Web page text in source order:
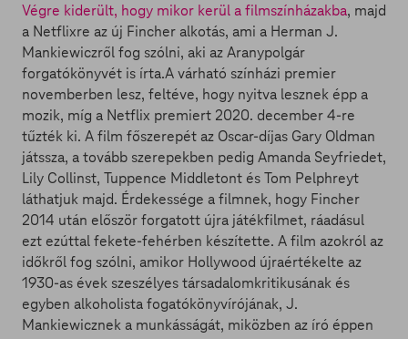
Végre kiderült, hogy mikor kerül a filmszínházakba, majd
a Netflixre az új Fincher alkotás, ami a Herman J.
Mankiewiczről fog szólni, aki az Aranypolgár
forgatókönyvét is írta.A várható színházi premier
novemberben lesz, feltéve, hogy nyitva lesznek épp a
mozik, míg a Netflix premiert 2020. december 4-re
tűzték ki. A film főszerepét az Oscar-díjas Gary Oldman
játssza, a tovább szerepekben pedig Amanda Seyfriedet,
Lily Collinst, Tuppence Middletont és Tom Pelphreyt
láthatjuk majd. Érdekessége a filmnek, hogy Fincher
2014 után először forgatott újra játékfilmet, ráadásul
ezt ezúttal fekete-fehérben készítette. A film azokról az
időkről fog szólni, amikor Hollywood újraértékelte az
1930-as évek szeszélyes társadalomkritikusának és
egyben alkoholista fogatókönyvírójának, J.
Mankiewicznek a munkásságát, miközben az író éppen